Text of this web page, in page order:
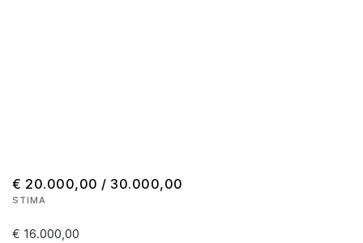
€ 20.000,00 / 30.000,00
STIMA
€ 16.000,00